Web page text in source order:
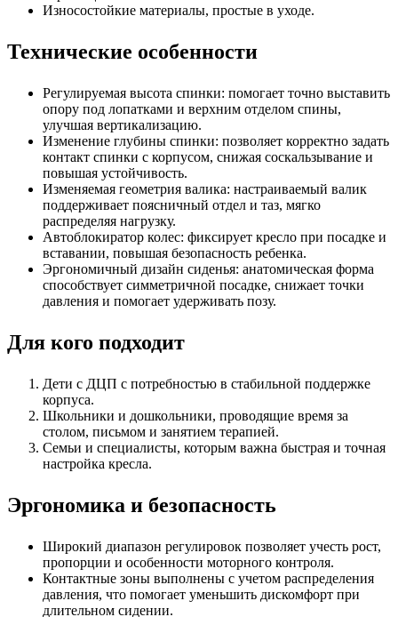
Износостойкие материалы, простые в уходе.
Технические особенности
Регулируемая высота спинки: помогает точно выставить
опору под лопатками и верхним отделом спины,
улучшая вертикализацию.
Изменение глубины спинки: позволяет корректно задать
контакт спинки с корпусом, снижая соскальзывание и
повышая устойчивость.
Изменяемая геометрия валика: настраиваемый валик
поддерживает поясничный отдел и таз, мягко
распределяя нагрузку.
Автоблокиратор колес: фиксирует кресло при посадке и
вставании, повышая безопасность ребенка.
Эргономичный дизайн сиденья: анатомическая форма
способствует симметричной посадке, снижает точки
давления и помогает удерживать позу.
Для кого подходит
Дети с ДЦП с потребностью в стабильной поддержке
корпуса.
Школьники и дошкольники, проводящие время за
столом, письмом и занятием терапией.
Семьи и специалисты, которым важна быстрая и точная
настройка кресла.
Эргономика и безопасность
Широкий диапазон регулировок позволяет учесть рост,
пропорции и особенности моторного контроля.
Контактные зоны выполнены с учетом распределения
давления, что помогает уменьшить дискомфорт при
длительном сидении.